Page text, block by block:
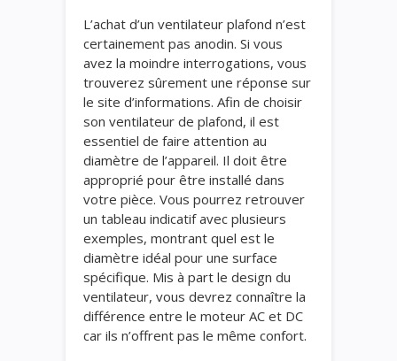
L’achat d’un ventilateur plafond n’est
certainement pas anodin. Si vous
avez la moindre interrogations, vous
trouverez sûrement une réponse sur
le site d’informations. Afin de choisir
son ventilateur de plafond, il est
essentiel de faire attention au
diamètre de l’appareil. Il doit être
approprié pour être installé dans
votre pièce. Vous pourrez retrouver
un tableau indicatif avec plusieurs
exemples, montrant quel est le
diamètre idéal pour une surface
spécifique. Mis à part le design du
ventilateur, vous devrez connaître la
différence entre le moteur AC et DC
car ils n’offrent pas le même confort.